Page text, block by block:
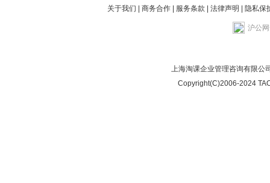
关于我们
商务合作| 服务条款 法律声明 隐私保
沪公
上海淘课企业管理咨询有限公
Copyright(C)2006-2024